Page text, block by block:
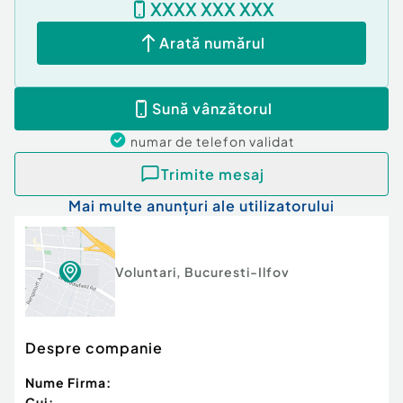
XXXX XXX XXX
Arată numărul
Sună vânzătorul
numar de telefon validat
Trimite mesaj
Mai multe anunțuri ale utilizatorului
Voluntari, Bucuresti-Ilfov
Despre companie
Nume Firma: